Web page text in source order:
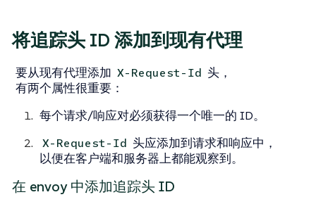
将追踪头 ID 添加到现有代理
要从现有代理添加 X-Request-Id 头，
有两个属性很重要：
每个请求/响应对必须获得一个唯一的 ID。
X-Request-Id 头应添加到请求和响应中，
以便在客户端和服务器上都能观察到。
在 envoy 中添加追踪头 ID